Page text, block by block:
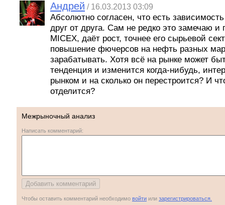
Андрей / 16.03.2013 03:09
Абсолютно согласен, что есть
друг от друга. Сам не редко это замечаю
MICEX, даёт рост, точнее его сырьевой
повышение фючерсов на нефть разных
зарабатывать. Хотя всё на рынке может
тенденция и изменится когда-нибудь,
рынком и на сколько он перестроится? И
отделится?
Межрыночный анализ
Написать комментарий:
Чтобы оставить комментарий необходимо войти или зарегистрироваться.